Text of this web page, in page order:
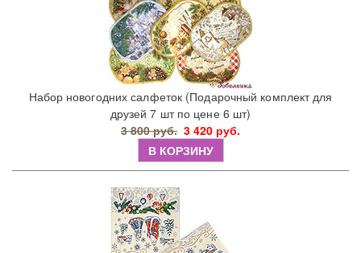
Набор новогодних салфеток (Подарочный комплект для
друзей 7 шт по цене 6 шт)
3 800 руб. 3 420 руб.
В КОРЗИНУ